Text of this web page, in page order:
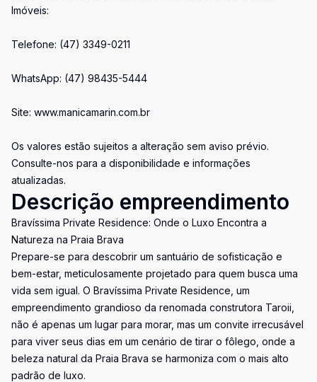
Imóveis:
Telefone: (47) 3349-0211
WhatsApp: (47) 98435-5444
Site: www.manicamarin.com.br
Os valores estão sujeitos a alteração sem aviso prévio.
Consulte-nos para a disponibilidade e informações
atualizadas.
Descrição empreendimento
Bravíssima Private Residence: Onde o Luxo Encontra a
Natureza na Praia Brava
Prepare-se para descobrir um santuário de sofisticação e
bem-estar, meticulosamente projetado para quem busca uma
vida sem igual. O Bravíssima Private Residence, um
empreendimento grandioso da renomada construtora Taroii,
não é apenas um lugar para morar, mas um convite irrecusável
para viver seus dias em um cenário de tirar o fôlego, onde a
beleza natural da Praia Brava se harmoniza com o mais alto
padrão de luxo.